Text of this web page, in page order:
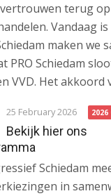
terug
Vandaag
maken we
PRO Schiedam
VVD. Het akkoord
25 February 2026 2026
Bekijk hier ons
Schiedam
in